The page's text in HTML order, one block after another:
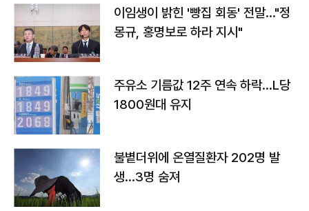
이임생이 밝힌 '빵집 회동' 전말…"정
몽규, 홍명보로 하라 지시"
주유소 기름값 12주 연속 하락…L당
1800원대 유지
불볕더위에 온열질환자 202명 발
생…3명 숨져